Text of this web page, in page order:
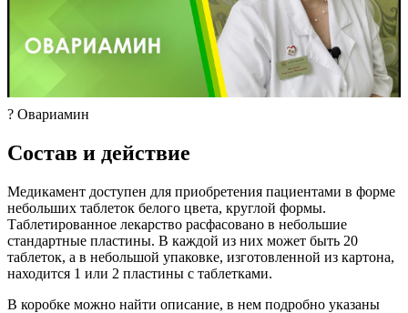
? Овариамин
Состав и действие
Медикамент доступен для приобретения пациентами в форме
небольших таблеток белого цвета, круглой формы.
Таблетированное лекарство расфасовано в небольшие
стандартные пластины. В каждой из них может быть 20
таблеток, а в небольшой упаковке, изготовленной из картона,
находится 1 или 2 пластины с таблетками.
В коробке можно найти описание, в нем подробно указаны